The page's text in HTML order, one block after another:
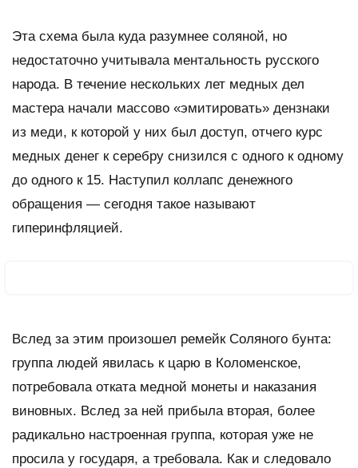
Эта схема была куда разумнее соляной, но
недостаточно учитывала ментальность русского
народа. В течение нескольких лет медных дел
мастера начали массово «эмитировать» дензнаки
из меди, к которой у них был доступ, отчего курс
медных денег к серебру снизился с одного к одному
до одного к 15. Наступил коллапс денежного
обращения — сегодня такое называют
гиперинфляцией.
Вслед за этим произошел ремейк Соляного бунта:
группа людей явилась к царю в Коломенское,
потребовала отката медной монеты и наказания
виновных. Вслед за ней прибыла вторая, более
радикально настроенная группа, которая уже не
просила у государя, а требовала. Как и следовало